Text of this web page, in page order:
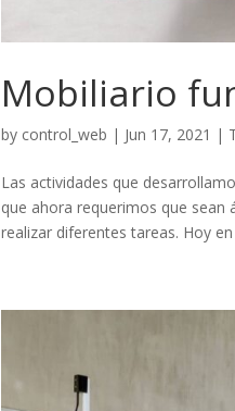
Mobiliario
by control_web | Jun 17, 2021 |
Las actividades que
que ahora requerimos que sean
realizar diferentes tareas. Hoy en